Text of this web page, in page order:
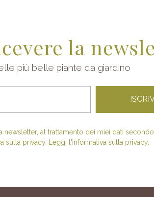
la
più belle piante da giardino
newsletter, al trattamento dei miei dati
sulla privacy. Leggi l'informativa sulla privacy.